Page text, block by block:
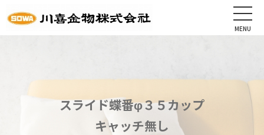
MENU
スライド蝶番φ３５カップ
キャッチ無し
CLOSE